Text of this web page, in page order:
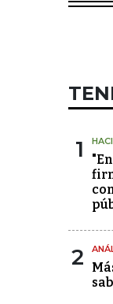
1
2